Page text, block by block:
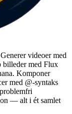
videoer med
billeder med Flux
Komponer
med @-syntaks
— alt i ét samlet